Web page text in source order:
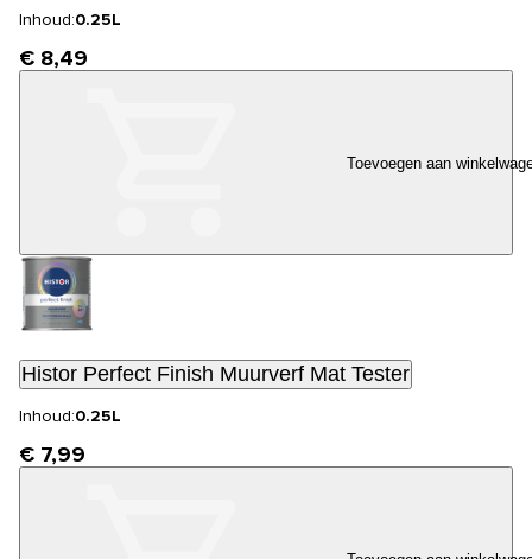
Inhoud:0.25L
€ 8,49
Toevoegen aan
Histor Perfect Finish Muurverf Mat Tester
Inhoud:0.25L
€ 7,99